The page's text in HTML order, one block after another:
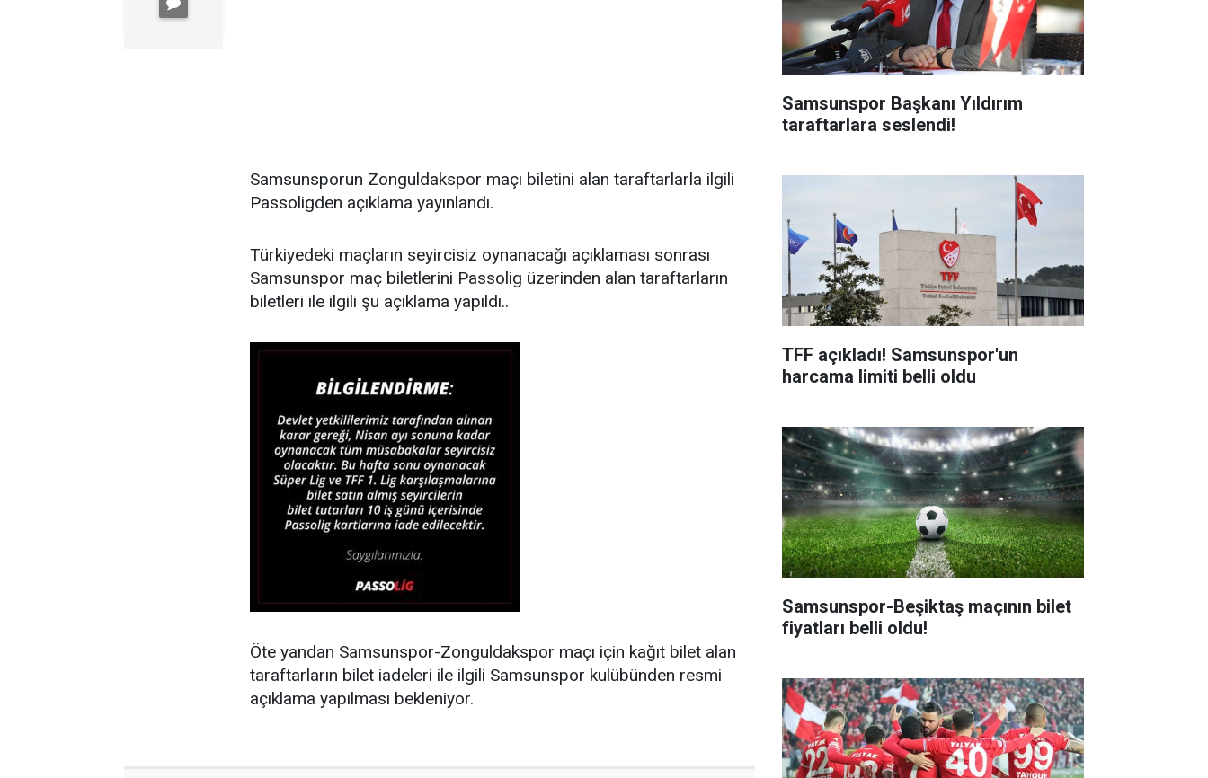
Samsunsporun Zonguldakspor maçı biletini alan taraftarlarla ilgili
Passoligden açıklama yayınlandı.
Türkiyedeki maçların seyircisiz oynanacağı açıklaması sonrası
Samsunspor maç biletlerini Passolig üzerinden alan taraftarların
biletleri ile ilgili şu açıklama yapıldı..
Öte yandan Samsunspor-Zonguldakspor maçı için kağıt bilet alan
taraftarların bilet iadeleri ile ilgili Samsunspor kulübünden resmi
açıklama yapılması bekleniyor.
Samsunspor Başkanı Yıldırım
taraftarlara seslendi!
TFF açıkladı! Samsunspor'un
harcama limiti belli oldu
Samsunspor-Beşiktaş maçının bilet
fiyatları belli oldu!